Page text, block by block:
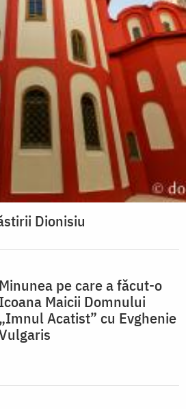
Dionisiu
Minunea pe care a făcut-o
Icoana Maicii Domnului
„Imnul Acatist” cu Evghenie